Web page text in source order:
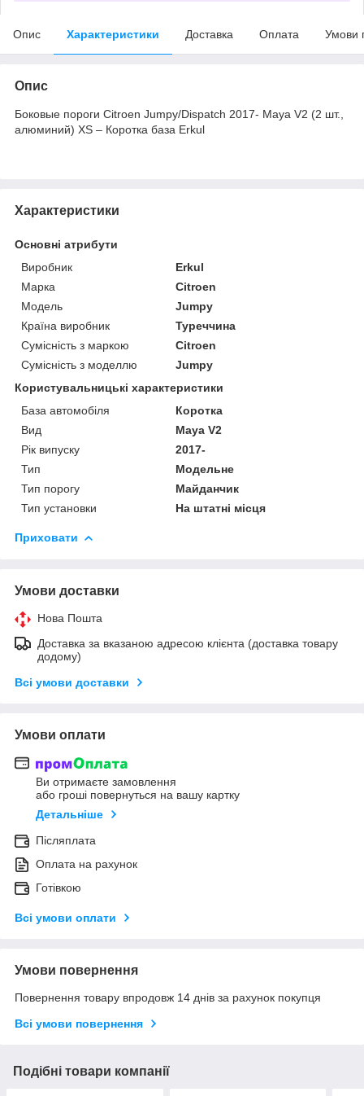
Опис Характеристики Доставка Оплата Умови
Опис
Боковые пороги Citroen Jumpy/Dispatch 2017- Maya V2 (2 шт.,
алюминий) XS – Коротка база Erkul
Характеристики
Основні атрибути
Виробник
Erkul
Марка
Citroen
Модель
Jumpy
Країна виробник
Туреччина
Сумісність з маркою
Citroen
Сумісність з моделлю
Jumpy
Користувальницькі характеристики
База автомобіля
Коротка
Вид
Maya V2
Рік випуску
2017-
Тип
Модельне
Тип порогу
Майданчик
Тип установки
На штатні місця
Приховати
Умови доставки
Нова Пошта
Доставка за вказаною адресою клієнта (доставка товару
додому)
Всі умови доставки
Умови оплати
Ви отримаєте замовлення
або гроші повернуться на вашу картку
Детальніше
Післяплата
Оплата на рахунок
Готівкою
Всі умови оплати
Умови повернення
Повернення товару впродовж 14 днів за рахунок покупця
Всі умови повернення
Подібні товари компанії